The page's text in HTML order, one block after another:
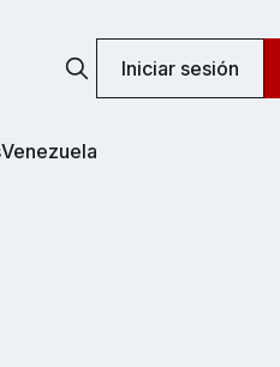
Iniciar sesión
Venezuela